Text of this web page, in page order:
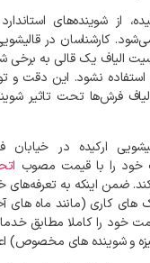
از شوینده‌های
کارشناسان در
الیاف یک قالی به برخی
نشود. این دقت و
فرش‌ها تحت تاثیر
ارکیده در خیابان
خود را با قیمت مصوب
ضمن اینکه به تعرفه‌های
های کاری (مانند ماه‌ های
خود را کاملا مطابق
و شوینده‌ های مخصوص)